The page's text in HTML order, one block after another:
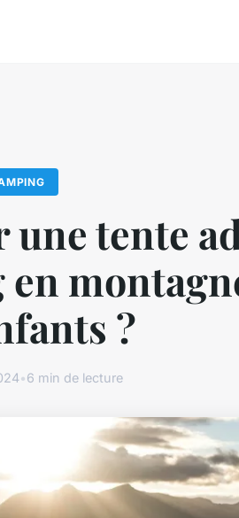
tente
?
•6 min de lecture